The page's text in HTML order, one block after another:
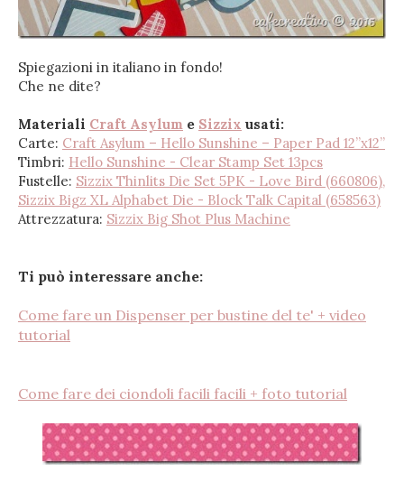
Spiegazioni in italiano in fondo!
Che ne dite?
Materiali Craft Asylum e Sizzix usati:
Carte: Craft Asylum – Hello Sunshine – Paper Pad 12”x12”
Timbri: Hello Sunshine - Clear Stamp Set 13pcs
Fustelle: Sizzix Thinlits Die Set 5PK - Love Bird (660806),
Sizzix Bigz XL Alphabet Die - Block Talk Capital (658563)
Attrezzatura: Sizzix Big Shot Plus Machine
Ti può interessare anche:
Come fare un Dispenser per bustine del te' + video
tutorial
Come fare dei ciondoli facili facili + foto tutorial